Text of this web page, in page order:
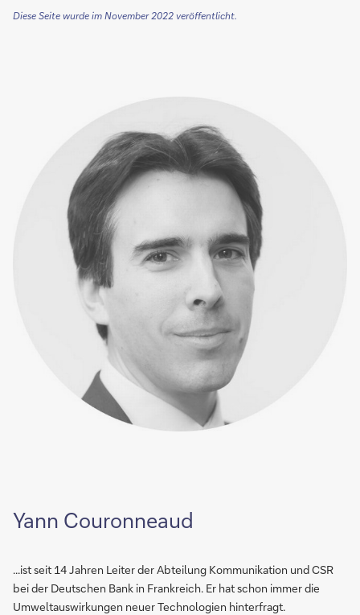
Diese Seite wurde im November 2022 veröffentlicht.
Yann Couronneaud
...ist seit 14 Jahren Leiter der Abteilung Kommunikation und CSR
bei der Deutschen Bank in Frankreich. Er hat schon immer die
Umweltauswirkungen neuer Technologien hinterfragt.